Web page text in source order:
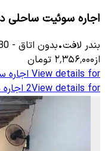
اجاره سوئیت ساحلی
بندر لافت•بدون اتاق -
از۲٬۳۵۶٬۰۰۰ تومان
View details for اجاره
2View details for